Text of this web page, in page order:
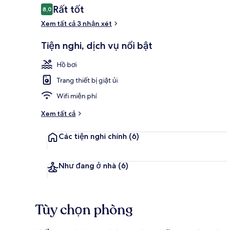
Nhận
xét
8,08,0 trên 10,
Rất tốt
Xem tất cả 3 nhận xét
Tiện nghi, dịch vụ nổi bật
Hồ bơi
Trang thiết bị giặt ủi
Wifi miễn phí
Xem tất cả
Các tiện nghi chính (6)
Như đang ở nhà (6)
Tùy chọn phòng